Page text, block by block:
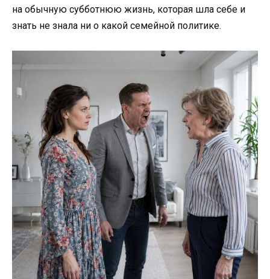
на обычную субботнюю жизнь, которая шла себе и
знать не знала ни о какой семейной политике.